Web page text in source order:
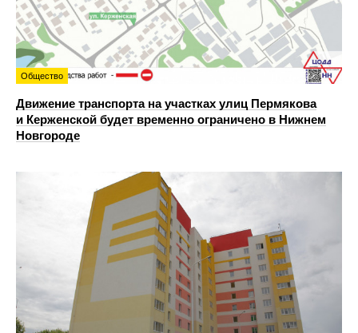
Общество
Движение транспорта на участках улиц Пермякова
и Керженской будет временно ограничено в Нижнем
Новгороде